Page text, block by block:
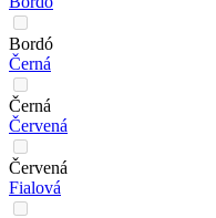
Bordó
Černá
Černá
Červená
Červená
Fialová